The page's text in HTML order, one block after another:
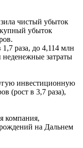
чистый убыток
убыток
раза, до 4,114 млн
неденежные затраты
инвестиционную
(рост в 3,7 раза),
компания,
на Дальнем